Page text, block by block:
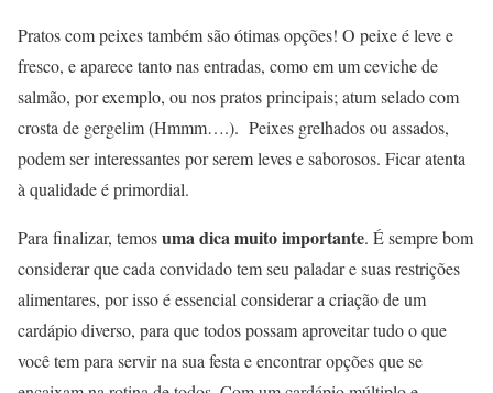
Pratos com peixes também são ótimas opções! O peixe é leve e
fresco, e aparece tanto nas entradas, como em um ceviche de
salmão, por exemplo, ou nos pratos principais; atum selado com
crosta de gergelim (Hmmm….). Peixes grelhados ou assados,
podem ser interessantes por serem leves e saborosos. Ficar atenta
à qualidade é primordial.
Para finalizar, temosuma dica muito importante. É sempre bom
considerar que cada convidado tem seu paladar e suas restrições
alimentares, por isso é essencial considerar a criação de um
cardápio diverso, para que todos possam aproveitar tudo o que
você tem para servir na sua festa e encontrar opções que se